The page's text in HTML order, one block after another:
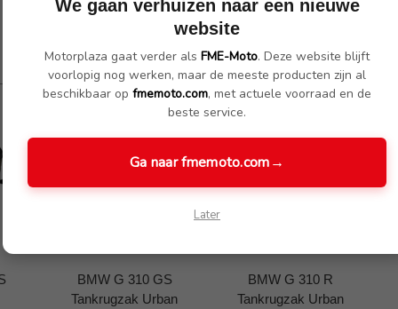
BMW G 310 GS
Tankrugzak Urban
BMW G 310 R
Tankrugzak Urban
We gaan verhuizen naar een nieuwe
website
Motorplaza gaat verder als FME-Moto. Deze website blijft
voorlopig nog werken, maar de meeste producten zijn al
beschikbaar op fmemoto.com, met actuele voorraad en de
beste service.
Ga naar fmemoto.com→
Later